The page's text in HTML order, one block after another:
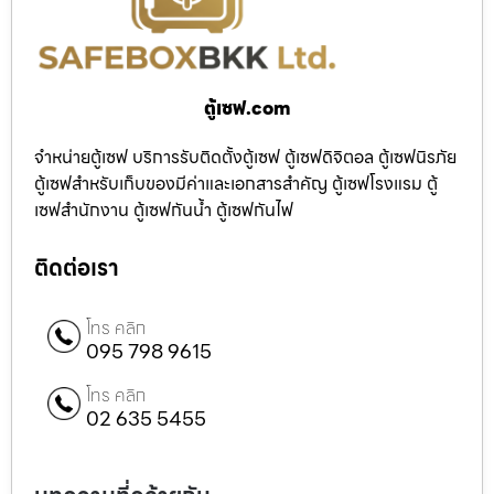
ตู้เซฟ.com
จำหน่ายตู้เซฟ บริการรับติดตั้งตู้เซฟ ตู้เซฟดิจิตอล ตู้เซฟนิรภัย
ตู้เซฟสำหรับเก็บของมีค่าและเอกสารสำคัญ ตู้เซฟโรงแรม ตู้
เซฟสำนักงาน ตู้เซฟกันน้ำ ตู้เซฟกันไฟ
ติดต่อเรา
โทร คลิก
095 798 9615
โทร คลิก
02 635 5455